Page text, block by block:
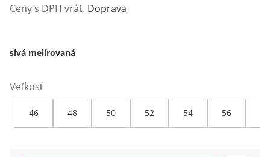
Ceny s DPH vrát. Doprava
sivá melírovaná
Veľkosť
46 48 50 52 54 56